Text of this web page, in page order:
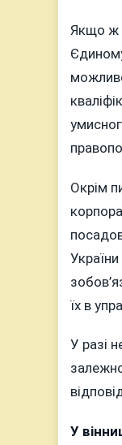
Якщо ж
Окрім
їх в
У разі
У